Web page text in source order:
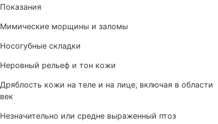
Показания
Мимические морщины и заломы
Носогубные складки
Неровный рельеф и тон кожи
Дряблость кожи на теле и на лице, включая в области
век
Незначительно или средне выраженный птоз